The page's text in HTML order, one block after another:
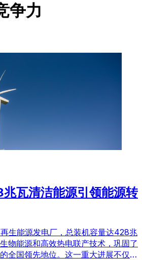
争力
瓦清洁能源引领能源转
生能源发电厂，总装机容量达428兆
物能源和高效热电联产技术，巩固了
全国领先地位。这一重大进展不仅加